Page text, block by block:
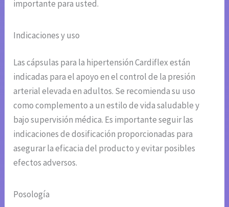
importante para usted.
Indicaciones y uso
Las cápsulas para la hipertensión Cardiflex están
indicadas para el apoyo en el control de la presión
arterial elevada en adultos. Se recomienda su uso
como complemento a un estilo de vida saludable y
bajo supervisión médica. Es importante seguir las
indicaciones de dosificación proporcionadas para
asegurar la eficacia del producto y evitar posibles
efectos adversos.
Posología